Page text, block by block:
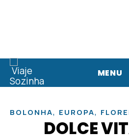
MENU
BOLONHA, EUROPA,
DOLCE